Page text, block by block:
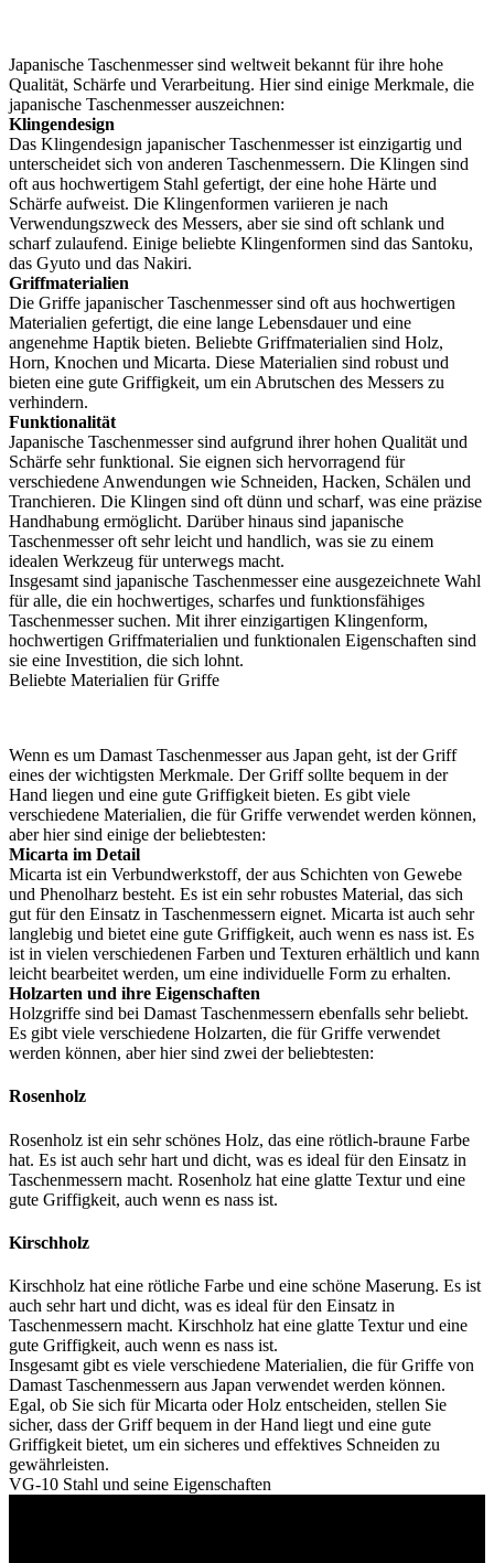
Japanische Taschenmesser sind weltweit bekannt für ihre hohe
Qualität, Schärfe und Verarbeitung. Hier sind einige Merkmale, die
japanische Taschenmesser auszeichnen:
Klingendesign
Das Klingendesign japanischer Taschenmesser ist einzigartig und
unterscheidet sich von anderen Taschenmessern. Die Klingen sind
oft aus hochwertigem Stahl gefertigt, der eine hohe Härte und
Schärfe aufweist. Die Klingenformen variieren je nach
Verwendungszweck des Messers, aber sie sind oft schlank und
scharf zulaufend. Einige beliebte Klingenformen sind das Santoku,
das Gyuto und das Nakiri.
Griffmaterialien
Die Griffe japanischer Taschenmesser sind oft aus hochwertigen
Materialien gefertigt, die eine lange Lebensdauer und eine
angenehme Haptik bieten. Beliebte Griffmaterialien sind Holz,
Horn, Knochen und Micarta. Diese Materialien sind robust und
bieten eine gute Griffigkeit, um ein Abrutschen des Messers zu
verhindern.
Funktionalität
Japanische Taschenmesser sind aufgrund ihrer hohen Qualität und
Schärfe sehr funktional. Sie eignen sich hervorragend für
verschiedene Anwendungen wie Schneiden, Hacken, Schälen und
Tranchieren. Die Klingen sind oft dünn und scharf, was eine präzise
Handhabung ermöglicht. Darüber hinaus sind japanische
Taschenmesser oft sehr leicht und handlich, was sie zu einem
idealen Werkzeug für unterwegs macht.
Insgesamt sind japanische Taschenmesser eine ausgezeichnete Wahl
für alle, die ein hochwertiges, scharfes und funktionsfähiges
Taschenmesser suchen. Mit ihrer einzigartigen Klingenform,
hochwertigen Griffmaterialien und funktionalen Eigenschaften sind
sie eine Investition, die sich lohnt.
Beliebte Materialien für Griffe
Wenn es um Damast Taschenmesser aus Japan geht, ist der Griff
eines der wichtigsten Merkmale. Der Griff sollte bequem in der
Hand liegen und eine gute Griffigkeit bieten. Es gibt viele
verschiedene Materialien, die für Griffe verwendet werden können,
aber hier sind einige der beliebtesten:
Micarta im Detail
Micarta ist ein Verbundwerkstoff, der aus Schichten von Gewebe
und Phenolharz besteht. Es ist ein sehr robustes Material, das sich
gut für den Einsatz in Taschenmessern eignet. Micarta ist auch sehr
langlebig und bietet eine gute Griffigkeit, auch wenn es nass ist. Es
ist in vielen verschiedenen Farben und Texturen erhältlich und kann
leicht bearbeitet werden, um eine individuelle Form zu erhalten.
Holzarten und ihre Eigenschaften
Holzgriffe sind bei Damast Taschenmessern ebenfalls sehr beliebt.
Es gibt viele verschiedene Holzarten, die für Griffe verwendet
werden können, aber hier sind zwei der beliebtesten:
Rosenholz
Rosenholz ist ein sehr schönes Holz, das eine rötlich-braune Farbe
hat. Es ist auch sehr hart und dicht, was es ideal für den Einsatz in
Taschenmessern macht. Rosenholz hat eine glatte Textur und eine
gute Griffigkeit, auch wenn es nass ist.
Kirschholz
Kirschholz hat eine rötliche Farbe und eine schöne Maserung. Es ist
auch sehr hart und dicht, was es ideal für den Einsatz in
Taschenmessern macht. Kirschholz hat eine glatte Textur und eine
gute Griffigkeit, auch wenn es nass ist.
Insgesamt gibt es viele verschiedene Materialien, die für Griffe von
Damast Taschenmessern aus Japan verwendet werden können.
Egal, ob Sie sich für Micarta oder Holz entscheiden, stellen Sie
sicher, dass der Griff bequem in der Hand liegt und eine gute
Griffigkeit bietet, um ein sicheres und effektives Schneiden zu
gewährleisten.
VG-10 Stahl und seine Eigenschaften